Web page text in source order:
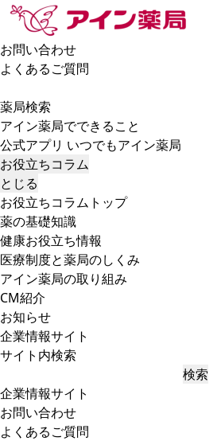
お問い合わせ
よくあるご質問
薬局検索
アイン薬局でできること
公式アプリ いつでもアイン薬局
お役立ちコラム
とじる
お役立ちコラムトップ
薬の基礎知識
健康お役立ち情報
医療制度と薬局のしくみ
アイン薬局の取り組み
CM紹介
お知らせ
企業情報サイト
サイト内検索
検索
企業情報サイト
お問い合わせ
よくあるご質問